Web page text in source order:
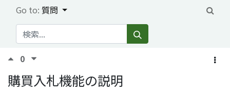
Go to: 質問
0
購買入札機能の説明